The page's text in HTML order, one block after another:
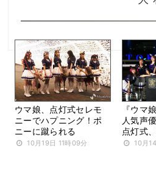
ウマ娘、点灯式セレモ
ニーでハプニング！ポ
ニーに蹴られる
10月19日 11時09分
『ウマ
人気声
点灯式
10月